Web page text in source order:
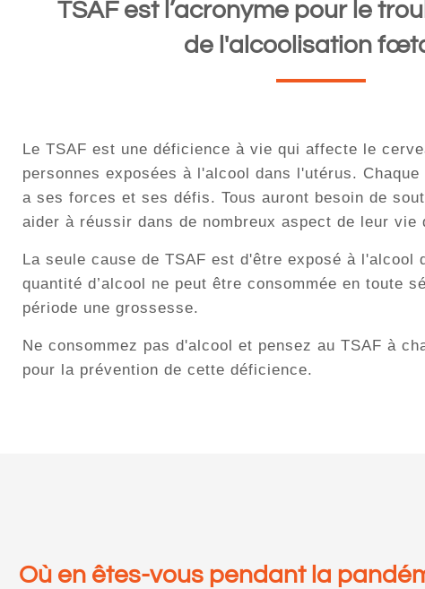
Le TSAF est une déficience à vie qui affecte le
personnes exposées à l'alcool dans l'utérus.
a ses forces et ses défis. Tous auront besoin de
aider à réussir dans de nombreux aspect de leur vie
La seule cause de TSAF est d'être exposé à l'alcool
quantité d’alcool ne peut être consommée en toute
période une grossesse.
Ne consommez pas d'alcool et pensez au TSAF à
pour la prévention de cette déficience.
TSAF est l’acronyme pour le
de l'alcoolisation
Où en êtes-vous pendant la